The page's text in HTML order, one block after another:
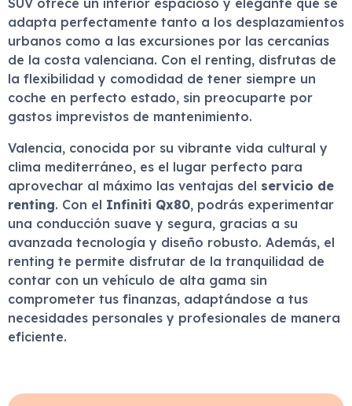
SUV ofrece un interior espacioso y elegante que se
adapta perfectamente tanto a los desplazamientos
urbanos como a las excursiones por las cercanías
de la costa valenciana. Con el renting, disfrutas de
la flexibilidad y comodidad de tener siempre un
coche en perfecto estado, sin preocuparte por
gastos imprevistos de mantenimiento.
Valencia, conocida por su vibrante vida cultural y
clima mediterráneo, es el lugar perfecto para
aprovechar al máximo las ventajas del servicio de
renting. Con el Infiniti Qx80, podrás experimentar
una conducción suave y segura, gracias a su
avanzada tecnología y diseño robusto. Además, el
renting te permite disfrutar de la tranquilidad de
contar con un vehículo de alta gama sin
comprometer tus finanzas, adaptándose a tus
necesidades personales y profesionales de manera
eficiente.